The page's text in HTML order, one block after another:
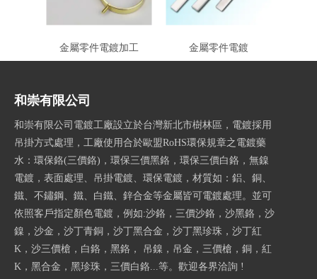
金屬零件電鍍加工 金屬零件電鍍
和崇有限公司
和崇有限公司電鍍工廠設立於台灣新北市樹林區，電鍍採用
吊掛方式處理，工廠使用合於歐盟RoHS環保規章之電鍍藥
水：環保鉻(三價鉻)，環保三價黑鉻，環保三價白鉻，無鎳
電鍍，表面處理、吊掛電鍍、環保電鍍，材質如：鋁、銅、
鐵、不鏽鋼、鐵、白鐵、鋅合金等金屬皆可電鍍處理。並可
依照客戶指定顏色電鍍，例如:沙鉻，三價沙鉻，沙黑鉻，沙
鎳，沙金，沙丁青銅，沙丁黑合金，沙丁黑珍珠，沙丁紅
K，沙三價槍，白鉻，黑鉻， 吊鎳，吊金，三價槍，銅，紅
K，黑合金，黑珍珠，三價白鉻...等。歡迎各界洽詢 !